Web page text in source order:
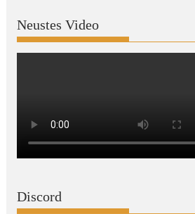
Neustes Video
Discord